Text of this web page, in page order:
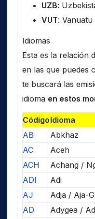
UZB:
VUT: Vanuatu
Idiomas
Esta es la relación
en las que puedes
te buscará las
idioma en estos
CódigoIdioma
AB
Abkhaz
AC
Aceh
ACH
Achang /
ADI
Adi
AJ
Adja / Aja-
AD
Adygea /